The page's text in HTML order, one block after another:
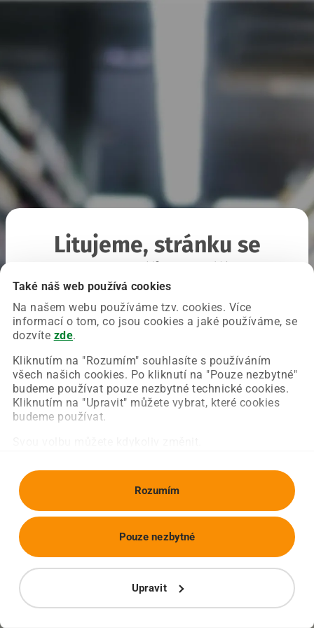
Také náš web používá cookies
Na našem webu používáme tzv. cookies. Více
informací o tom, co jsou cookies a jaké používáme, se
dozvíte zde.
Kliknutím na "Rozumím" souhlasíte s používáním
všech našich cookies. Po kliknutí na "Pouze nezbytné"
budeme používat pouze nezbytné technické cookies.
Kliknutím na "Upravit" můžete vybrat, které cookies
budeme používat.
Rozumím
Upravit
Pouze nezbytné
Litujeme, stránku se
Chyba nastala na naší straně a už ji opravujeme.
Zkuste prosím znovu načíst požadovanou stránku.
Obnovit stránku Úvodní strana